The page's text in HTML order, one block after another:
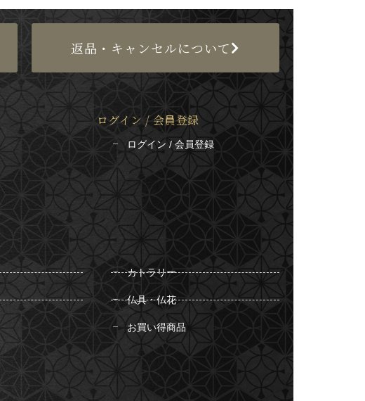
返品・キャンセルについて
ログイン / 会員登録
ログイン / 会員登録
カトラリー
仏具・仏花
お買い得商品